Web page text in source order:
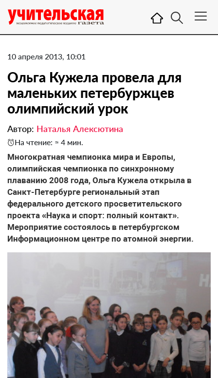
10 апреля 2013, 10:01
Ольга Кужела провела для
маленьких петербуржцев
олимпийский урок
Автор: Наталья Алексютина
На чтение: ≈ 4 мин.
Многократная чемпионка мира и Европы,
олимпийская чемпионка по синхронному
плаванию 2008 года, Ольга Кужела открыла в
Санкт-Петербурге региональный этап
федерального детского просветительского
проекта «Наука и спорт: полный контакт».
Мероприятие состоялось в петербургском
Информационном центре по атомной энергии.